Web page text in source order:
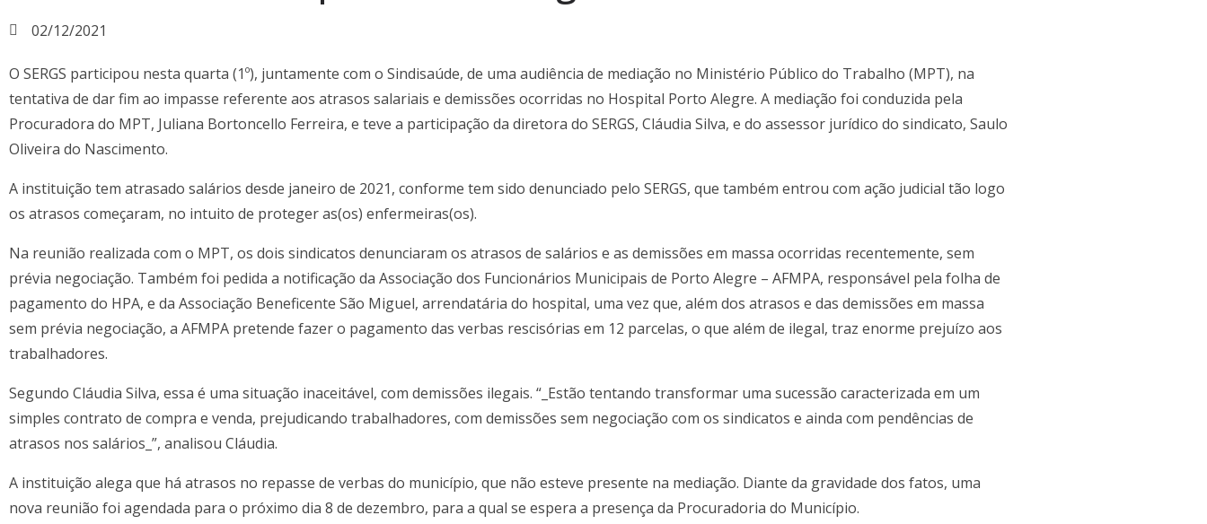
02/12/2021
O SERGS participou nesta quarta (1º), juntamente com o Sindisaúde, de uma audiência de mediação no Ministério Público do Trabalho (MPT), na
tentativa de dar fim ao impasse referente aos atrasos salariais e demissões ocorridas no Hospital Porto Alegre. A mediação foi conduzida pela
Procuradora do MPT, Juliana Bortoncello Ferreira, e teve a participação da diretora do SERGS, Cláudia Silva, e do assessor jurídico do sindicato, Saulo
Oliveira do Nascimento.
A instituição tem atrasado salários desde janeiro de 2021, conforme tem sido denunciado pelo SERGS, que também entrou com ação judicial tão logo
os atrasos começaram, no intuito de proteger as(os) enfermeiras(os).
Na reunião realizada com o MPT, os dois sindicatos denunciaram os atrasos de salários e as demissões em massa ocorridas recentemente, sem
prévia negociação. Também foi pedida a notificação da Associação dos Funcionários Municipais de Porto Alegre – AFMPA, responsável pela folha de
pagamento do HPA, e da Associação Beneficente São Miguel, arrendatária do hospital, uma vez que, além dos atrasos e das demissões em massa
sem prévia negociação, a AFMPA pretende fazer o pagamento das verbas rescisórias em 12 parcelas, o que além de ilegal, traz enorme prejuízo aos
trabalhadores.
Segundo Cláudia Silva, essa é uma situação inaceitável, com demissões ilegais. “_Estão tentando transformar uma sucessão caracterizada em um
simples contrato de compra e venda, prejudicando trabalhadores, com demissões sem negociação com os sindicatos e ainda com pendências de
atrasos nos salários_”, analisou Cláudia.
A instituição alega que há atrasos no repasse de verbas do município, que não esteve presente na mediação. Diante da gravidade dos fatos, uma
nova reunião foi agendada para o próximo dia 8 de dezembro, para a qual se espera a presença da Procuradoria do Município.